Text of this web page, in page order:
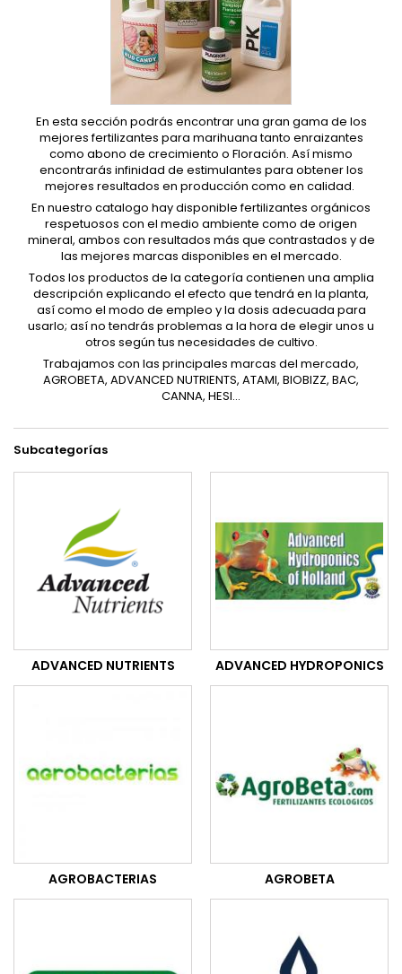
En esta sección podrás encontrar una gran gama de los
mejores fertilizantes para marihuana tanto enraizantes
como abono de crecimiento o Floración. Así mismo
encontrarás infinidad de estimulantes para obtener los
mejores resultados en producción como en calidad.
En nuestro catalogo hay disponible fertilizantes orgánicos
respetuosos con el medio ambiente como de origen
mineral, ambos con resultados más que contrastados y de
las mejores marcas disponibles en el mercado.
Todos los productos de la categoría contienen una amplia
descripción explicando el efecto que tendrá en la planta,
así como el modo de empleo y la dosis adecuada para
usarlo; así no tendrás problemas a la hora de elegir unos u
otros según tus necesidades de cultivo.
Trabajamos con las principales marcas del mercado,
AGROBETA, ADVANCED NUTRIENTS, ATAMI, BIOBIZZ, BAC,
CANNA, HESI...
Subcategorías
ADVANCED NUTRIENTS ADVANCED HYDROPONICS
AGROBACTERIAS AGROBETA